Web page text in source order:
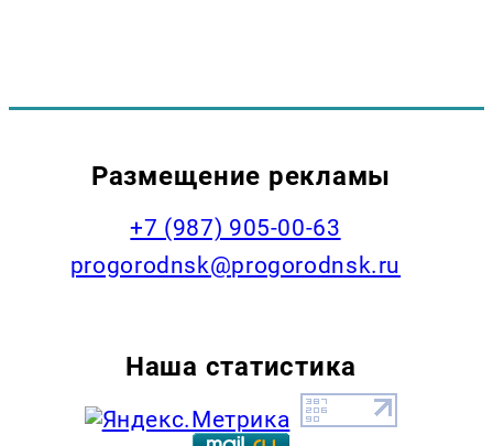
Размещение рекламы
+7 (987) 905-00-63
progorodnsk@progorodnsk.ru
Наша статистика